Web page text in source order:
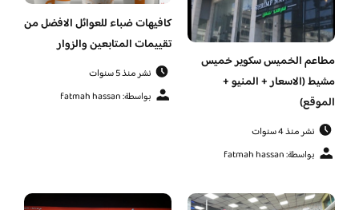
مطاعم الخميس سكوير خميس
مشيط (الاسعار + المنيو +
الموقع)
نشر منذ 4 سنوات
بواسطة: fatmah hassan
كافيهات ضباء للعوائل الافضل من
تقييمات المتابعين والزوار
نشر منذ 5 سنوات
بواسطة: fatmah hassan